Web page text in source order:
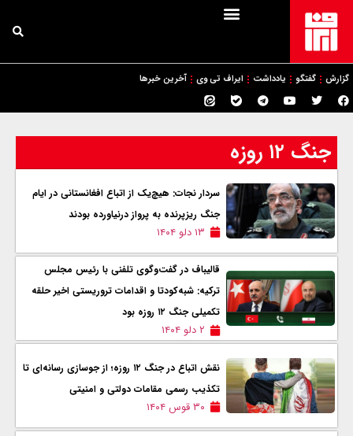
گزارش گفتگو یادداشت ایراف تی وی آخرین خبرها
جنگ ۱۲ روزه
سردار نجات: هیچ‌یک از اتباع افغانستانی در ایام
جنگ ریزپرنده به پرواز درنیاورده بودند
۱۳ دلو ۱۴۰۴
قالیباف در گفت‌وگوی تلفنی با رئیس مجلس
ترکیه: شبه‌کودتا و اقدامات تروریستی اخیر حلقه
تکمیلی جنگ ۱۲ روزه بود
۲ دلو ۱۴۰۴
نقش اتباع در جنگ ۱۲ روزه؛ از جوسازی رسانه‌ای تا
تکذیب رسمی مقامات دولتی و امنیتی
۳۰ قوس ۱۴۰۴